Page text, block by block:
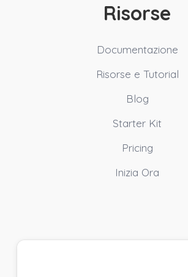
Risorse
Documentazione
Risorse e Tutorial
Blog
Starter Kit
Pricing
Inizia Ora